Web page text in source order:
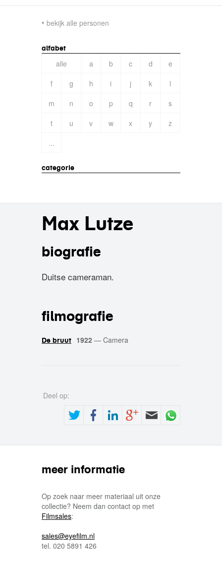
bekijk alle personen
alfabet
alle a b c d
e
f
g h i j k
l
m
n o p q r
s
t
u v w x y
z
...
categorie
Max Lutze
biografie
Duitse cameraman.
filmografie
De bruut 1922 — Camera
Deel op:
meer informatie
Op zoek naar meer materiaal uit onze
collectie? Neem dan contact op met
Filmsales:
sales@eyefilm.nl
tel. 020 5891 426